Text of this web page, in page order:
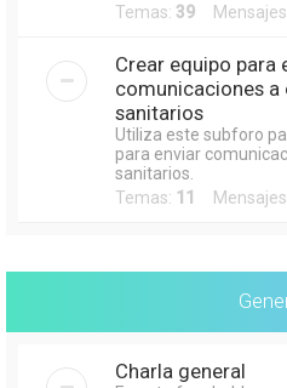
Temas: 39
Crear equipo para
comunicaciones
sanitarios
Utiliza este subforo
para enviar
sanitarios.
Temas: 11
Charla general